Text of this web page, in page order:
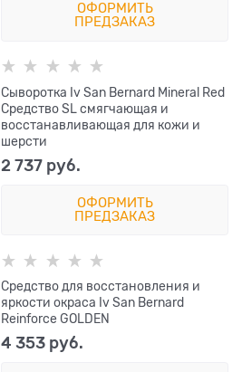
ОФОРМИТЬ
ПРЕДЗАКАЗ
Сыворотка Iv San Bernard Mineral Red
Средство SL смягчающая и
восстанавливающая для кожи и
шерсти
2 737 руб.
ОФОРМИТЬ
ПРЕДЗАКАЗ
Средство для восстановления и
яркости окраса Iv San Bernard
Reinforce GOLDEN
4 353 руб.